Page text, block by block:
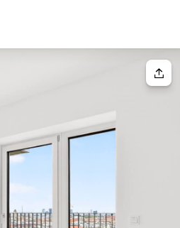
Ihre Anfrage
und wir finden Ihre